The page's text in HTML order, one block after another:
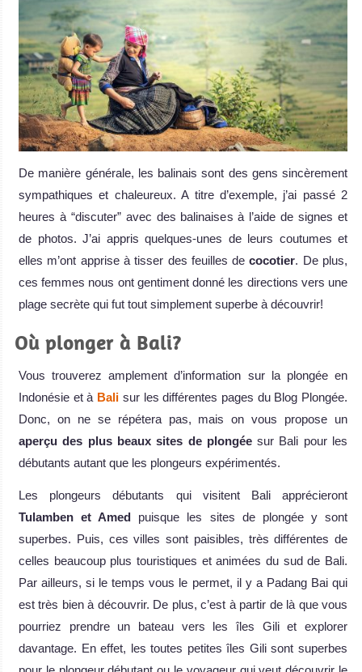
De manière générale, les balinais sont des gens sincèrement
sympathiques et chaleureux. A titre d’exemple, j’ai passé 2
heures à “discuter” avec des balinaises à l’aide de signes et
de photos. J’ai appris quelques-unes de leurs coutumes et
elles m’ont apprise à tisser des feuilles de cocotier. De plus,
ces femmes nous ont gentiment donné les directions vers une
plage secrète qui fut tout simplement superbe à découvrir!
Où plonger à Bali?
Vous trouverez amplement d’information sur la plongée en
Indonésie et à Bali sur les différentes pages du Blog Plongée.
Donc, on ne se répétera pas, mais on vous propose un
aperçu des plus beaux sites de plongéesur Bali pour les
débutants autant que les plongeurs expérimentés.
Les plongeurs débutants qui visitent Bali apprécieront
Tulamben et Amed puisque les sites de plongée y sont
superbes. Puis, ces villes sont paisibles, très différentes de
celles beaucoup plus touristiques et animées du sud de Bali.
Par ailleurs, si le temps vous le permet, il y a Padang Bai qui
est très bien à découvrir. De plus, c’est à partir de là que vous
pourriez prendre un bateau vers les îles Gili et explorer
davantage. En effet, les toutes petites îles Gili sont superbes